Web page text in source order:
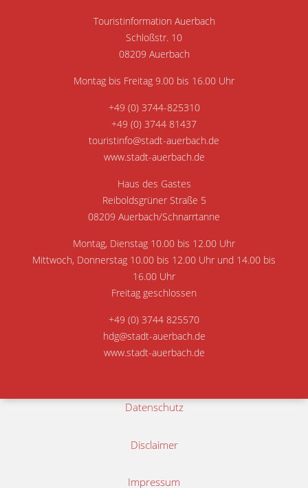
Touristinformation Auerbach
Schloßstr. 10
08209 Auerbach
Montag bis Freitag 9.00 bis 16.00 Uhr
+49 (0) 3744-825310
+49 (0) 3744 81437
touristinfo@stadt-auerbach.de
www.stadt-auerbach.de
Haus des Gastes
Reiboldsgrüner Straße 5
08209 Auerbach/Schnarrtanne
Montag, Dienstag 10.00 bis 12.00 Uhr
Mittwoch, Donnerstag 10.00 bis 12.00 Uhr und 14.00 bis
16.00 Uhr
Freitag geschlossen
+49 (0) 3744 825570
hdg@stadt-auerbach.de
www.stadt-auerbach.de
Datenschutz
Disclaimer
Impressum